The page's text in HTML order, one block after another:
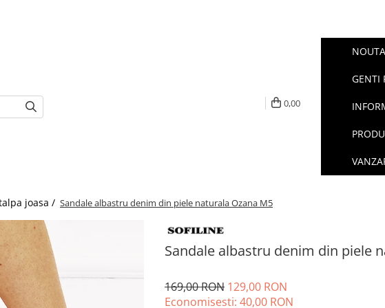
0,00
GENTI
joasa / Sandale albastru denim din piele naturala Ozana M5
Sandale albastru denim din piele
169,00 RON 129,00 RON
Economisesti: 40,00 RON